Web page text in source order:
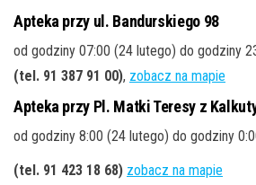
Apteka przy ul. Bandurskiego 98
od godziny 07:00 (24 lutego) do godziny
(tel. 91 387 91 00), zobacz na mapie
Apteka przy Pl. Matki Teresy z
od godziny 8:00 (24 lutego) do godziny
(tel. 91 423 18 68) zobacz na mapie